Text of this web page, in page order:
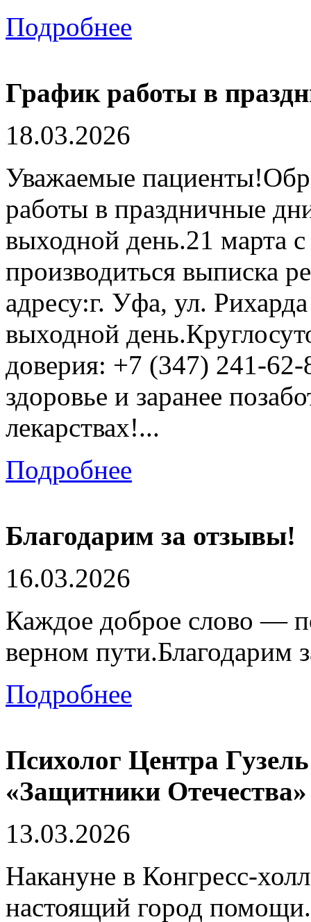
Подробнее
График работы в
18.03.2026
Уважаемые
работы в праздничные
выходной день.21 марта
производиться выписка
адресу:г. Уфа, ул.
выходной
доверия: +7 (347) 241-62-
здоровье и заранее
лекарствах!...
Подробнее
Благодарим за отзывы!
16.03.2026
Каждое доброе слово —
верном пути.Благодарим
Подробнее
Психолог Центра
«Защитники Отечества»
13.03.2026
Накануне в Конгресс-
настоящий город